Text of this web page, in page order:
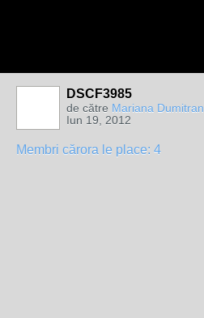
DSCF3985
de către Mariana Dumitran
Iun 19, 2012
Membri cărora le place: 4